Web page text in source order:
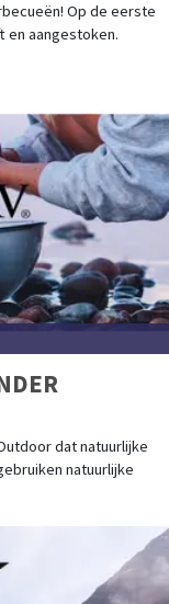
Op de eerste
en aangestoken.
dat natuurlijke
natuurlijke